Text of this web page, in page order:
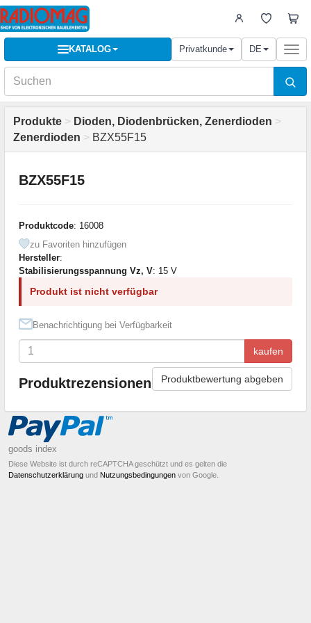
KATALOG Privatkunde DE
Produkte > Dioden, Diodenbrücken, Zenerdioden >
Zenerdioden > BZX55F15
BZX55F15
Produktcode: 16008
zu Favoriten hinzufügen
Hersteller:
Stabilisierungsspannung Vz, V: 15 V
Produkt ist nicht verfügbar
Benachrichtigung bei Verfügbarkeit
kaufen
Produktrezensionen Produktbewertung abgeben
goods index
Diese Website ist durch reCAPTCHA geschützt und es gelten die
Datenschutzerklärung und Nutzungsbedingungen von Google.